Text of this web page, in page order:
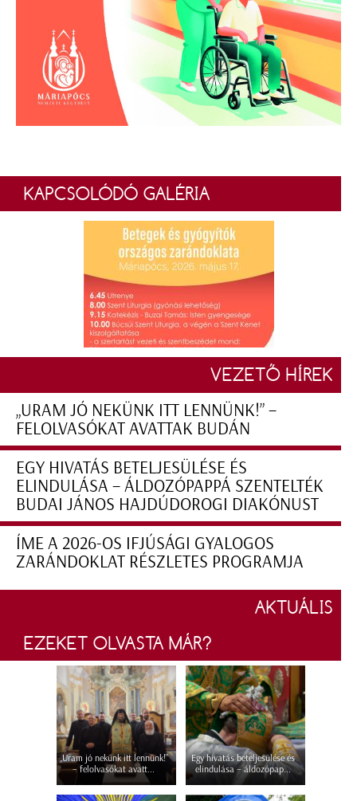
KAPCSOLÓDÓ GALÉRIA
VEZETŐ HÍREK
„URAM JÓ NEKÜNK ITT LENNÜNK!” –
FELOLVASÓKAT AVATTAK BUDÁN
EGY HIVATÁS BETELJESÜLÉSE ÉS
ELINDULÁSA – ÁLDOZÓPAPPÁ SZENTELTÉK
BUDAI JÁNOS HAJDÚDOROGI DIAKÓNUST
ÍME A 2026-OS IFJÚSÁGI GYALOGOS
ZARÁNDOKLAT RÉSZLETES PROGRAMJA
AKTUÁLIS
EZEKET OLVASTA MÁR?
„Uram jó nekünk itt lennünk!”
– felolvasókat avatt...
Egy hivatás beteljesülése és
elindulása – áldozópap...